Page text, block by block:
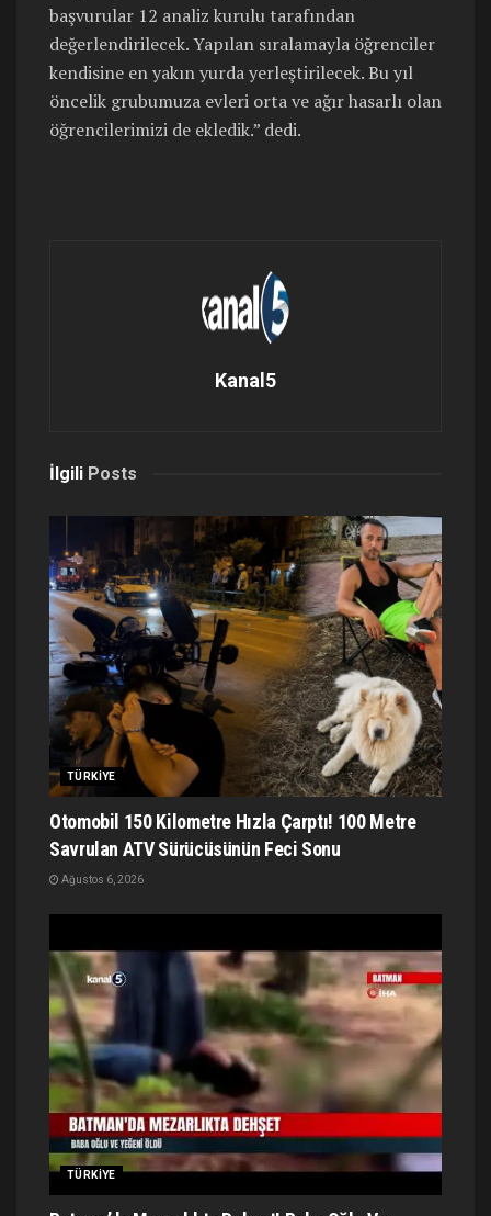
başvurular 12 analiz kurulu tarafından
değerlendirilecek. Yapılan sıralamayla öğrenciler
kendisine en yakın yurda yerleştirilecek. Bu yıl
öncelik grubumuza evleri orta ve ağır hasarlı olan
öğrencilerimizi de ekledik.” dedi.
Kanal5
İlgili Posts
TÜRKIYE
Otomobil 150 Kilometre Hızla Çarptı! 100 Metre
Savrulan ATV Sürücüsünün Feci Sonu
Ağustos 6, 2026
TÜRKIYE